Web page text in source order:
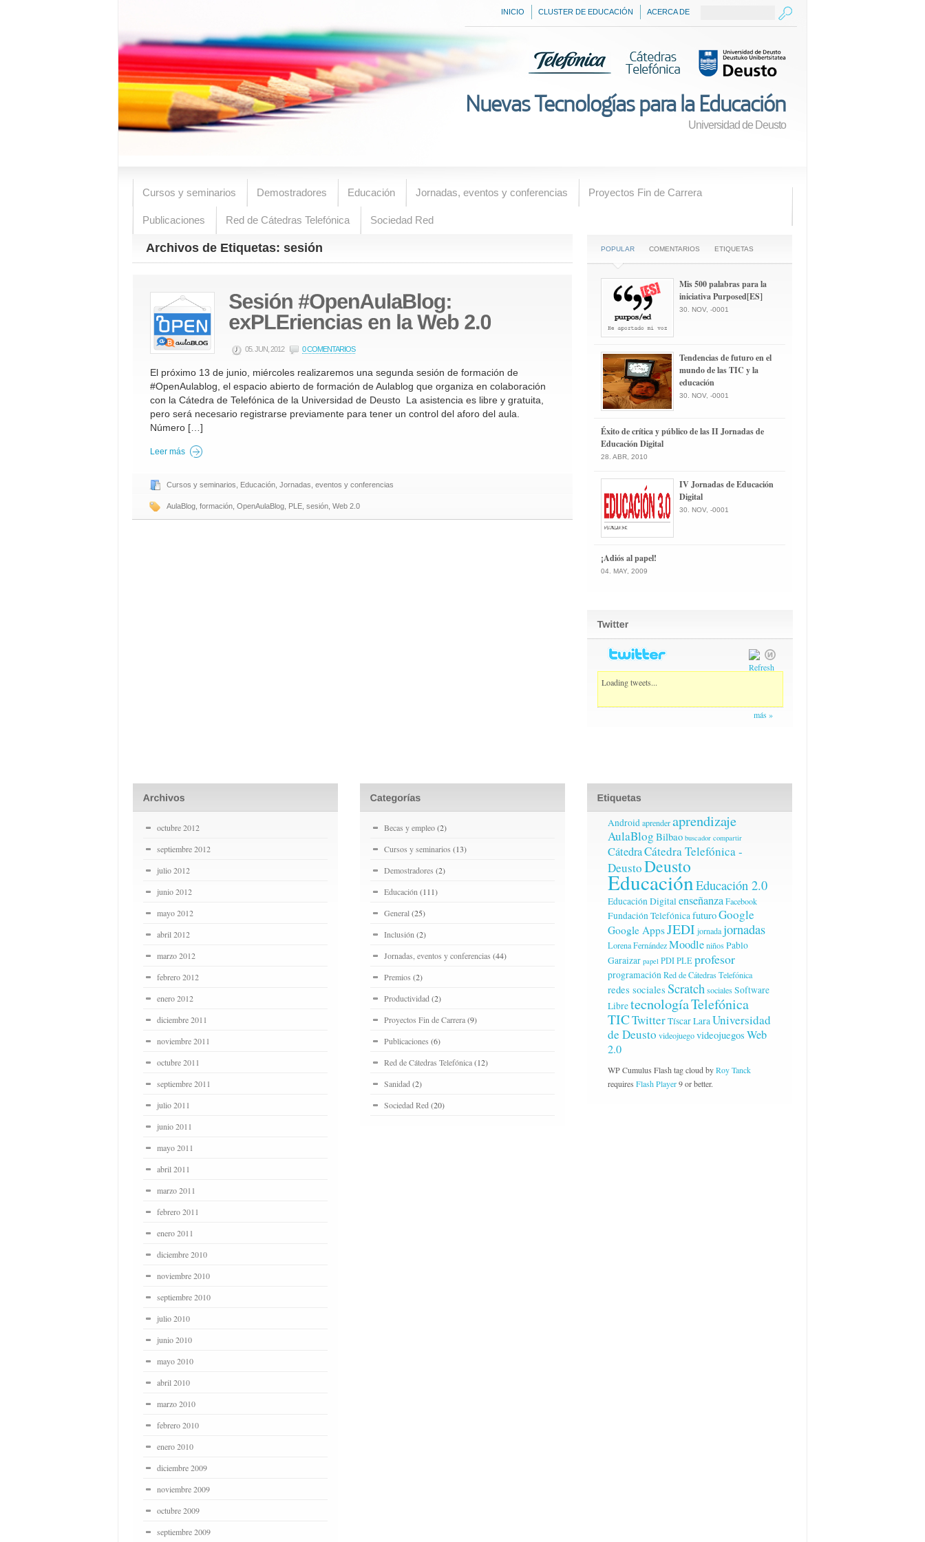
INICIO CLUSTER DE EDUCACIÓN ACERCA DE
Nuevas Tecnologías para la Educación
Universidad de Deusto
Cursos y seminarios Demostradores Educación Jornadas, eventos y conferencias Proyectos Fin de Carrera
Publicaciones Red de Cátedras Telefónica Sociedad Red
Archivos de Etiquetas: sesión
05. JUN, 2012 0 COMENTARIOS
El próximo 13 de junio, miércoles realizaremos una segunda sesión de formación de
#OpenAulablog, el espacio abierto de formación de Aulablog que organiza en colaboración
con la Cátedra de Telefónica de la Universidad de Deusto La asistencia es libre y gratuita,
pero será necesario registrarse previamente para tener un control del aforo del aula.
Número […]
Leer más
Cursos y seminarios Educación Jornadas, eventos y conferencias
AulaBlog formación OpenAulaBlog PLE sesión Web 2.0
POPULAR COMENTARIOS ETIQUETAS
Mis 500 palabras para la
iniciativa Purposed[ES]
30. NOV, -0001
Tendencias de futuro en el
mundo de las TIC y la
educación
30. NOV, -0001
Éxito de crítica y público de las II Jornadas de
Educación Digital
28. ABR, 2010
IV Jornadas de Educación
Digital
30. NOV, -0001
¡Adiós al papel!
04. MAY, 2009
Loading tweets...
más »
octubre 2012
septiembre 2012
julio 2012
junio 2012
mayo 2012
abril 2012
marzo 2012
febrero 2012
enero 2012
diciembre 2011
noviembre 2011
octubre 2011
septiembre 2011
julio 2011
junio 2011
mayo 2011
abril 2011
marzo 2011
febrero 2011
enero 2011
diciembre 2010
noviembre 2010
septiembre 2010
julio 2010
junio 2010
mayo 2010
abril 2010
marzo 2010
febrero 2010
enero 2010
diciembre 2009
noviembre 2009
octubre 2009
septiembre 2009
Becas y empleo(2)
Cursos y seminarios (13)
Demostradores (2)
Educación (111)
General (25)
Inclusión (2)
Jornadas, eventos y conferencias (44)
Premios (2)
Productividad (2)
Proyectos Fin de Carrera(9)
Publicaciones (6)
Red de Cátedras Telefónica(12)
Sanidad (2)
Sociedad Red (20)
Androidaprenderaprendizaje
AulaBlog Bilbao buscador compartir
CátedraCátedra Telefónica -
DeustoDeusto
EducaciónEducación 2.0
Educación DigitalenseñanzaFacebook
Fundación TelefónicafuturoGoogle
Google AppsJEDI jornadajornadas
Lorena FernándezMoodleniñosPablo
Garaizar papel PDIPLEprofesor
programaciónRed de Cátedras Telefónica
redes sociales ScratchsocialesSoftware
LibretecnologíaTelefónica
TICTwitterTíscar LaraUniversidad
de Deusto videojuegovideojuegos Web
2.0
WP Cumulus Flash tag cloud byRoy Tanck
requires Flash Player9 or better.